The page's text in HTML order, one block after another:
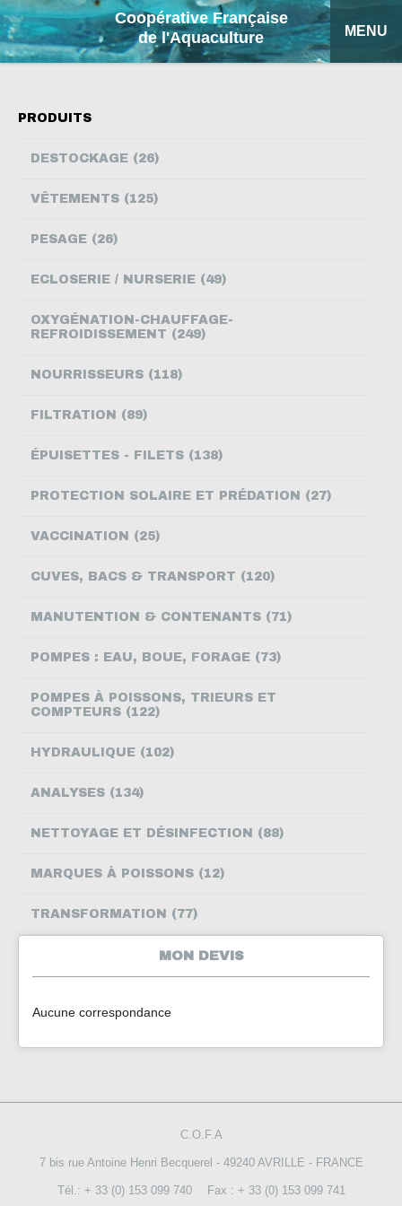
Coopérative Française
de l'Aquaculture
MENU
PRODUITS
DESTOCKAGE (26)
VÊTEMENTS (125)
PESAGE (26)
ECLOSERIE / NURSERIE (49)
OXYGÉNATION-CHAUFFAGE-
REFROIDISSEMENT (249)
NOURRISSEURS (118)
FILTRATION (89)
ÉPUISETTES - FILETS (138)
PROTECTION SOLAIRE ET PRÉDATION (27)
VACCINATION (25)
CUVES, BACS & TRANSPORT (120)
MANUTENTION & CONTENANTS (71)
POMPES : EAU, BOUE, FORAGE (73)
POMPES À POISSONS, TRIEURS ET
COMPTEURS (122)
HYDRAULIQUE (102)
ANALYSES (134)
NETTOYAGE ET DÉSINFECTION (88)
MARQUES À POISSONS (12)
TRANSFORMATION (77)
MON DEVIS
Aucune correspondance
C.O.F.A
7 bis rue Antoine Henri Becquerel - 49240 AVRILLE - FRANCE
Tél.: + 33 (0) 153 099 740 Fax : + 33 (0) 153 099 741